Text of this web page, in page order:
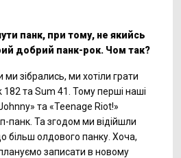
панк, при тому, не якийсь
добрий панк-рок. Чом так?
ми зібрались, ми хотіли грати
та Sum 41. Тому перші наші
та «Teenage Riot!»
панк. Та згодом ми відійшли
більш олдового панку. Хоча,
записати в новому